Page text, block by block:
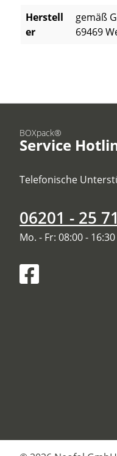
Herstell
er
gemäß
69469
BOXpack®
Service
Telefonische
06201 - 25
Mo. - Fr: 08:00 -